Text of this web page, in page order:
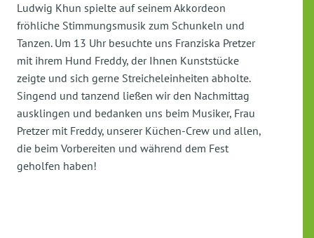
Ludwig Khun spielte auf seinem Akkordeon
fröhliche Stimmungsmusik zum Schunkeln und
Tanzen. Um 13 Uhr besuchte uns Franziska Pretzer
mit ihrem Hund Freddy, der Ihnen Kunststücke
zeigte und sich gerne Streicheleinheiten abholte.
Singend und tanzend ließen wir den Nachmittag
ausklingen und bedanken uns beim Musiker, Frau
Pretzer mit Freddy, unserer Küchen-Crew und allen,
die beim Vorbereiten und während dem Fest
geholfen haben!